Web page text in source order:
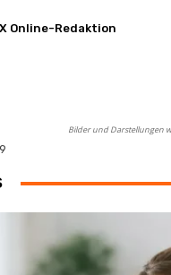
Online-Redaktion
Bilder und Darstellungen